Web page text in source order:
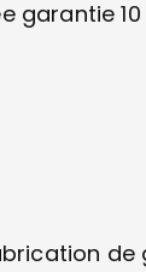
garantie
de